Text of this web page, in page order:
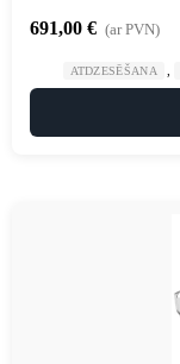
691,00 € (ar PVN)
ATDZESĒŠANA